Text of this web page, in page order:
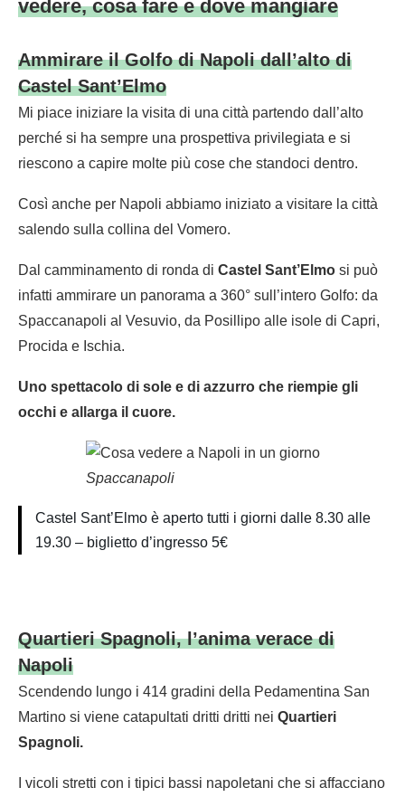
vedere, cosa fare e dove mangiare
Ammirare il Golfo di Napoli dall’alto di
Castel Sant’Elmo
Mi piace iniziare la visita di una città partendo dall’alto
perché si ha sempre una prospettiva privilegiata e si
riescono a capire molte più cose che standoci dentro.
Così anche per Napoli abbiamo iniziato a visitare la città
salendo sulla collina del Vomero.
Dal camminamento di ronda di Castel Sant’Elmo si può
infatti ammirare un panorama a 360° sull’intero Golfo: da
Spaccanapoli al Vesuvio, da Posillipo alle isole di Capri,
Procida e Ischia.
Uno spettacolo di sole e di azzurro che riempie gli
occhi e allarga il cuore.
Spaccanapoli
Castel Sant’Elmo è aperto tutti i giorni dalle 8.30 alle
19.30 – biglietto d’ingresso 5€
Quartieri Spagnoli, l’anima verace di
Napoli
Scendendo lungo i 414 gradini della Pedamentina San
Martino si viene catapultati dritti dritti nei Quartieri
Spagnoli.
I vicoli stretti con i tipici bassi napoletani che si affacciano